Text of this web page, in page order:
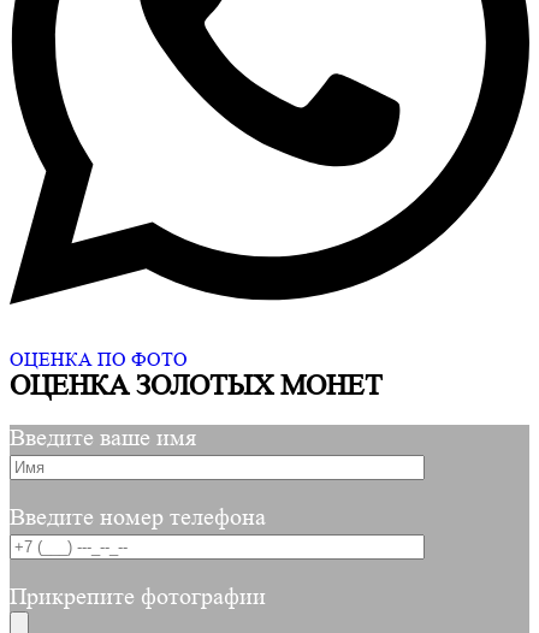
ОЦЕНКА ПО ФОТО
ОЦЕНКА ЗОЛОТЫХ МОНЕТ
Введите ваше имя
Введите номер телефона
Прикрепите фотографии